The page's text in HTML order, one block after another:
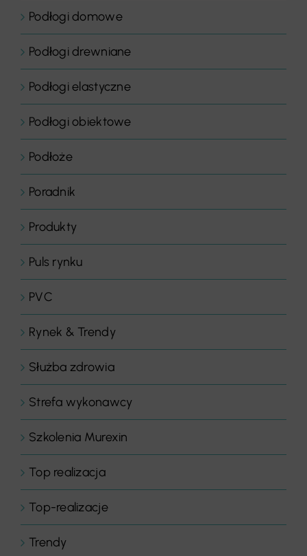
Podłogi domowe
Podłogi drewniane
Podłogi elastyczne
Podłogi obiektowe
Podłoże
Poradnik
Produkty
Puls rynku
PVC
Rynek & Trendy
Służba zdrowia
Strefa wykonawcy
Szkolenia Murexin
Top realizacja
Top-realizacje
Trendy